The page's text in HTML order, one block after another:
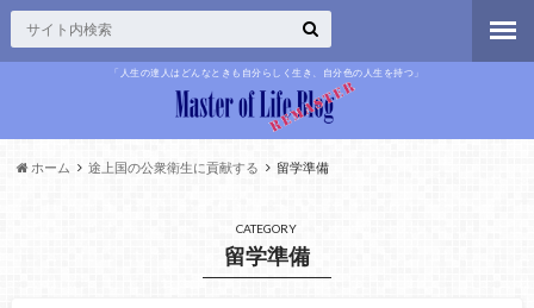
「人生の達人はどんなときも自分らしく生き、自分色の人生を持つ」
ホーム 途上国の公衆衛生に貢献する 留学準備
CATEGORY
留学準備